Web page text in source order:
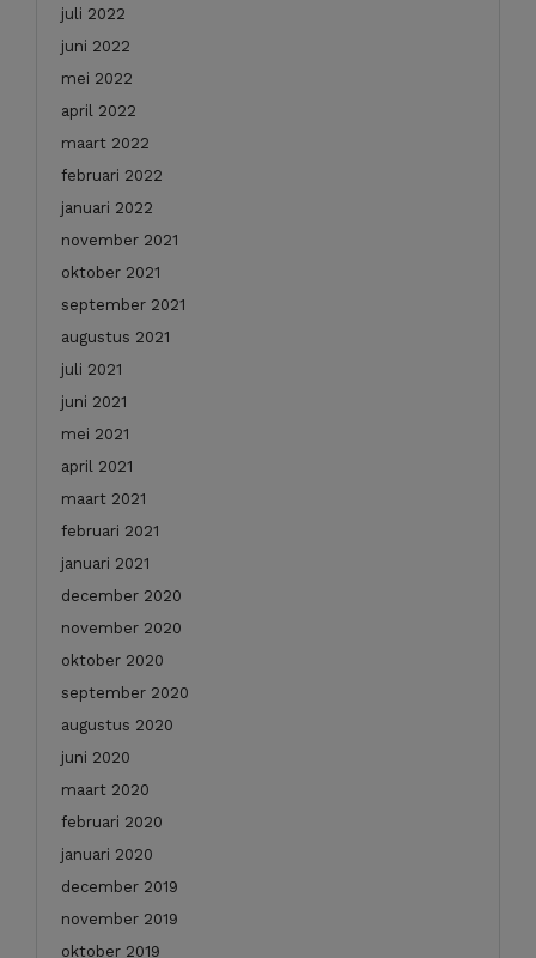
juli 2022
juni 2022
mei 2022
april 2022
maart 2022
februari 2022
januari 2022
november 2021
oktober 2021
september 2021
augustus 2021
juli 2021
juni 2021
mei 2021
april 2021
maart 2021
februari 2021
januari 2021
december 2020
november 2020
oktober 2020
september 2020
augustus 2020
juni 2020
maart 2020
februari 2020
januari 2020
december 2019
november 2019
oktober 2019